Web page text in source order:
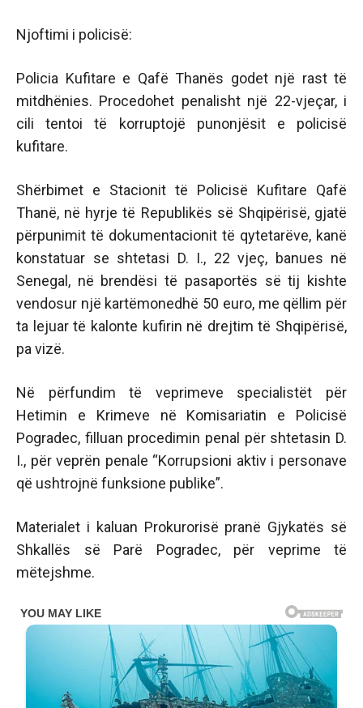
Njoftimi i policisë:
Policia Kufitare e Qafë Thanës godet një rast të
mitdhënies. Procedohet penalisht një 22-vjeçar, i
cili tentoi të korruptojë punonjësit e policisë
kufitare.
Shërbimet e Stacionit të Policisë Kufitare Qafë
Thanë, në hyrje të Republikës së Shqipërisë, gjatë
përpunimit të dokumentacionit të qytetarëve, kanë
konstatuar se shtetasi D. I., 22 vjeç, banues në
Senegal, në brendësi të pasaportës së tij kishte
vendosur një kartëmonedhë 50 euro, me qëllim për
ta lejuar të kalonte kufirin në drejtim të Shqipërisë,
pa vizë.
Në përfundim të veprimeve specialistët për
Hetimin e Krimeve në Komisariatin e Policisë
Pogradec, filluan procedimin penal për shtetasin D.
I., për veprën penale “Korrupsioni aktiv i personave
që ushtrojnë funksione publike”.
Materialet i kaluan Prokurorisë pranë Gjykatës së
Shkallës së Parë Pogradec, për veprime të
mëtejshme.